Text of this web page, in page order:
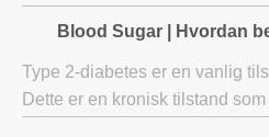
Mens diabetes har potensial ti
Blood Sugar | Hvordan
Type 2-diabetes er en vanlig
Dette er en kronisk tilstand